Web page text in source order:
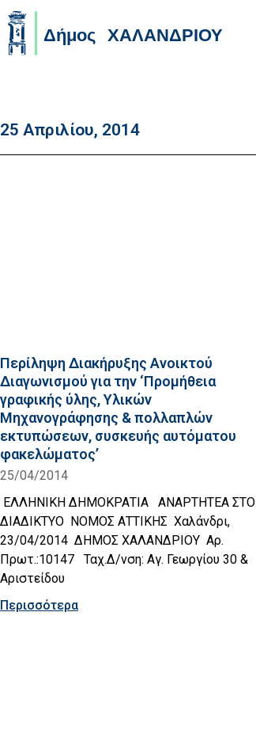
25 Απριλίου, 2014
Περίληψη Διακήρυξης Ανοικτού
Διαγωνισμού για την ‘Προμήθεια
γραφικής ύλης, Υλικών
Μηχανογράφησης & πολλαπλών
εκτυπώσεων, συσκευής αυτόματου
φακελώματος’
25/04/2014
ΕΛΛΗΝΙΚΗ ΔΗΜΟΚΡΑΤΙΑ ΑΝΑΡΤΗΤΕΑ ΣΤΟ
ΔΙΑΔΙΚΤΥΟ ΝΟΜΟΣ ΑΤΤΙΚΗΣ Χαλάνδρι,
23/04/2014 ΔΗΜΟΣ ΧΑΛΑΝΔΡΙΟΥ Αρ.
Πρωτ.:10147 Ταχ.Δ/νση: Αγ. Γεωργίου 30 &
Αριστείδου
Περισσότερα